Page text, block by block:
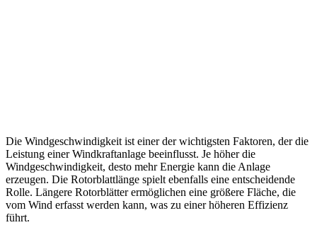
Die Windgeschwindigkeit ist einer der wichtigsten Faktoren, der die
Leistung einer Windkraftanlage beeinflusst. Je höher die
Windgeschwindigkeit, desto mehr Energie kann die Anlage
erzeugen. Die Rotorblattlänge spielt ebenfalls eine entscheidende
Rolle. Längere Rotorblätter ermöglichen eine größere Fläche, die
vom Wind erfasst werden kann, was zu einer höheren Effizienz
führt.